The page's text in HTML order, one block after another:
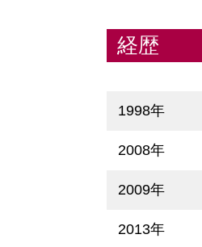
経歴
1998年
2008年
2009年
2013年